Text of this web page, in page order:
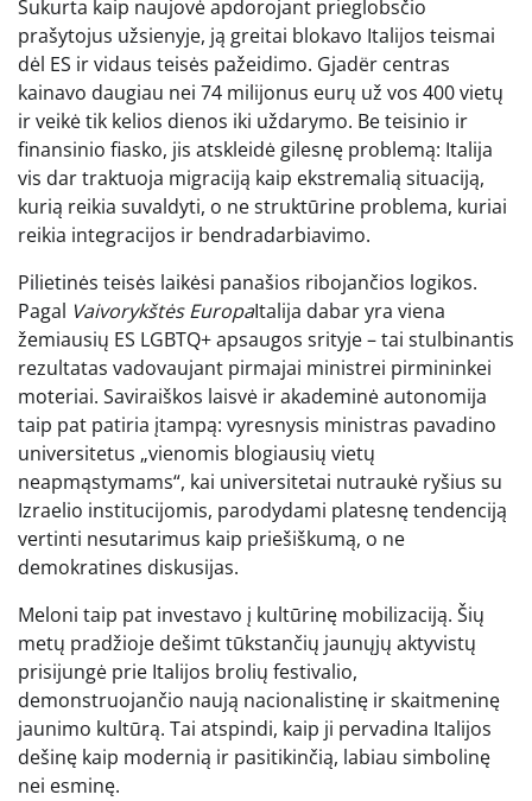
Sukurta kaip naujovė apdorojant prieglobsčio
prašytojus užsienyje, ją greitai blokavo Italijos teismai
dėl ES ir vidaus teisės pažeidimo. Gjadër centras
kainavo daugiau nei 74 milijonus eurų už vos 400 vietų
ir veikė tik kelios dienos iki uždarymo. Be teisinio ir
finansinio fiasko, jis atskleidė gilesnę problemą: Italija
vis dar traktuoja migraciją kaip ekstremalią situaciją,
kurią reikia suvaldyti, o ne struktūrine problema, kuriai
reikia integracijos ir bendradarbiavimo.
Pilietinės teisės laikėsi panašios ribojančios logikos.
Pagal Vaivorykštės EuropaItalija dabar yra viena
žemiausių ES LGBTQ+ apsaugos srityje – tai stulbinantis
rezultatas vadovaujant pirmajai ministrei pirmininkei
moteriai. Saviraiškos laisvė ir akademinė autonomija
taip pat patiria įtampą: vyresnysis ministras pavadino
universitetus „vienomis blogiausių vietų
neapmąstymams“, kai universitetai nutraukė ryšius su
Izraelio institucijomis, parodydami platesnę tendenciją
vertinti nesutarimus kaip priešiškumą, o ne
demokratines diskusijas.
Meloni taip pat investavo į kultūrinę mobilizaciją. Šių
metų pradžioje dešimt tūkstančių jaunųjų aktyvistų
prisijungė prie Italijos brolių festivalio,
demonstruojančio naują nacionalistinę ir skaitmeninę
jaunimo kultūrą. Tai atspindi, kaip ji pervadina Italijos
dešinę kaip modernią ir pasitikinčią, labiau simbolinę
nei esminę.